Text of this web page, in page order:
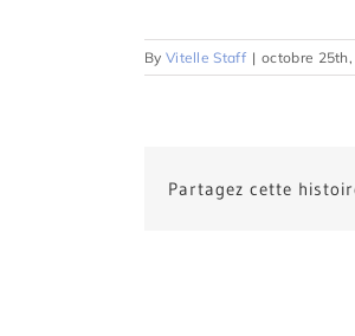
By Vitelle Staff | octobre
Partagez cette